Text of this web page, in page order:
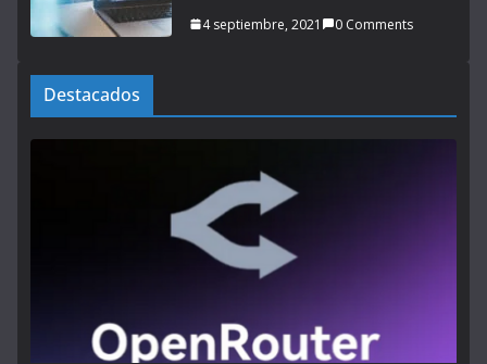
4 septiembre, 2021 0 Comments
Destacados